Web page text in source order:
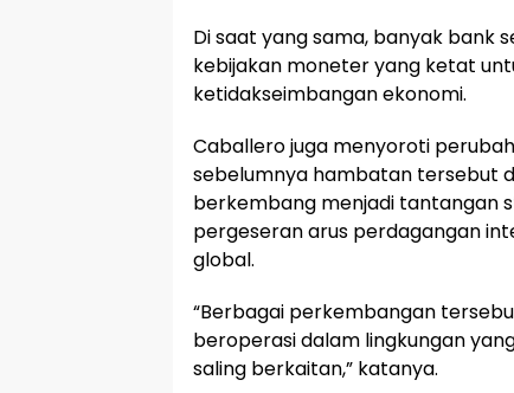
Di saat yang sama, banyak bank
kebijakan moneter yang ketat
ketidakseimbangan ekonomi.
Caballero juga menyoroti
sebelumnya hambatan tersebut
berkembang menjadi tantangan
pergeseran arus perdagangan
global.
“Berbagai perkembangan
beroperasi dalam lingkungan
saling berkaitan,” katanya.